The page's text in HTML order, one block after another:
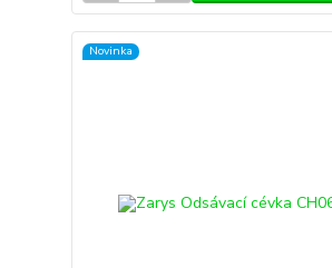
Novinka